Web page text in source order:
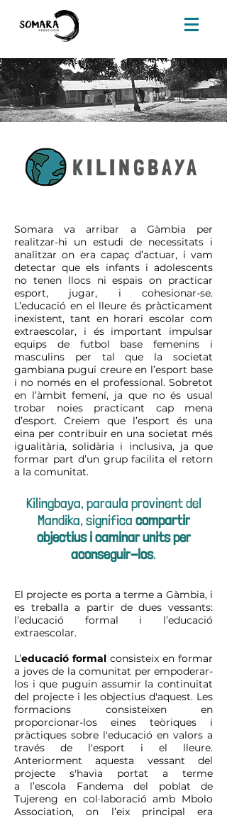
KILINGBAYA
Somara va arribar a Gàmbia per
realitzar-hi un estudi de necessitats i
analitzar on era capaç d’actuar, i vam
detectar que els infants i adolescents
no tenen llocs ni espais on practicar
esport, jugar, i cohesionar-se.
L’educació en el lleure és pràcticament
inexistent, tant en horari escolar com
extraescolar, i és important impulsar
equips de futbol base femenins i
masculins per tal que la societat
gambiana pugui creure en l’esport base
i no només en el professional. Sobretot
en l’àmbit femení, ja que no és usual
trobar noies practicant cap mena
d’esport. Creiem que l’esport és una
eina per contribuir en una societat més
igualitària, solidària i inclusiva, ja que
formar part d’un grup facilita el retorn
a la comunitat.
Kilingbaya, paraula provinent del
Mandika, significa compartir
objectius i caminar units per
aconseguir-los.
El projecte es porta a terme a Gàmbia, i
es treballa a partir de dues vessants:
l’educació formal i l’educació
extraescolar.
L’educació formal consisteix en formar
a joves de la comunitat per empoderar-
los i que puguin assumir la continuïtat
del projecte i les objectius d'aquest. Les
formacions consisteixen en
proporcionar-los eines teòriques i
pràctiques sobre l'educació en valors a
través de l'esport i el lleure.
Anteriorment aquesta vessant del
projecte s'havia portat a terme
a l’escola Fandema del poblat de
Tujereng en col·laboració amb Mbolo
Association, on l’eix principal era